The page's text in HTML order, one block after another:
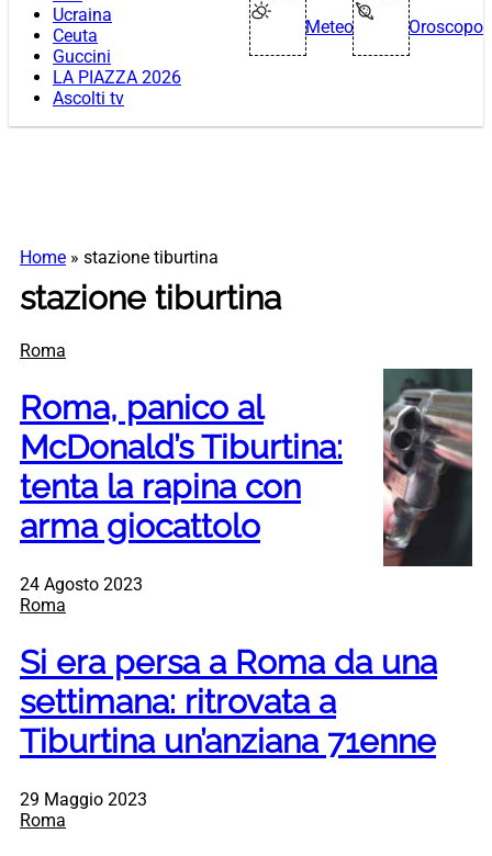
Ucraina
Ceuta
Guccini
LA PIAZZA 2026
Ascolti tv
Meteo Oroscopo
Home » stazione tiburtina
stazione tiburtina
Roma
Roma, panico al
McDonald’s Tiburtina:
tenta la rapina con
arma giocattolo
24 Agosto 2023
Roma
Si era persa a Roma da una
settimana: ritrovata a
Tiburtina un’anziana 71enne
29 Maggio 2023
Roma